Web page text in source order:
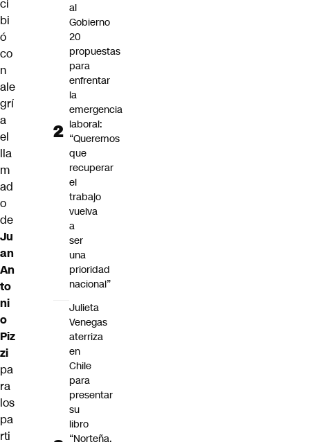
ci
bi
ó
co
n
ale
grí
a
el
lla
m
ad
o
de
Ju
an
An
to
ni
o
Piz
zi
pa
ra
los
pa
rti
al
Gobierno
20
propuestas
para
enfrentar
la
emergencia
laboral:
“Queremos
que
recuperar
el
trabajo
vuelva
a
ser
una
prioridad
nacional”
Julieta
Venegas
aterriza
en
Chile
para
presentar
su
libro
“Norteña.